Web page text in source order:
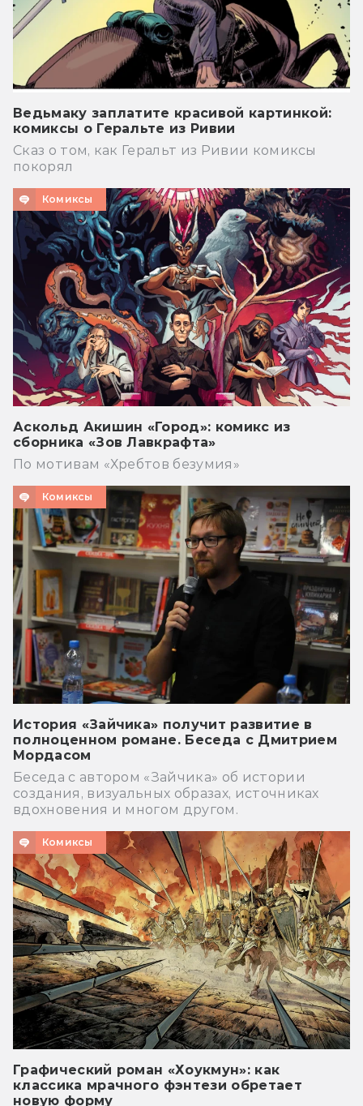
Ведьмаку заплатите красивой картинкой:
комиксы о Геральте из Ривии
Сказ о том, как Геральт из Ривии комиксы
покорял
Комиксы
Аскольд Акишин «Город»: комикс из
сборника «Зов Лавкрафта»
По мотивам «Хребтов безумия»
Комиксы
История «Зайчика» получит развитие в
полноценном романе. Беседа с Дмитрием
Мордасом
Беседа с автором «Зайчика» об истории
создания, визуальных образах, источниках
вдохновения и многом другом.
Комиксы
Графический роман «Хоукмун»: как
классика мрачного фэнтези обретает
новую форму